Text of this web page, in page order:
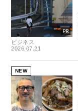
ビジネス
2026.07.21
NEW